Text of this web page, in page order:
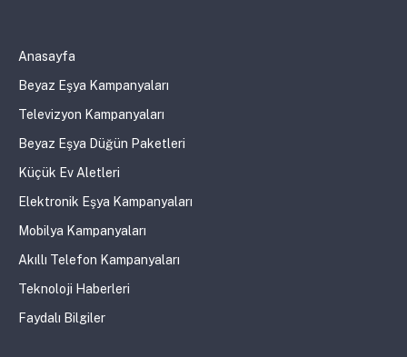
Anasayfa
Beyaz Eşya Kampanyaları
Televizyon Kampanyaları
Beyaz Eşya Düğün Paketleri
Küçük Ev Aletleri
Elektronik Eşya Kampanyaları
Mobilya Kampanyaları
Akıllı Telefon Kampanyaları
Teknoloji Haberleri
Faydalı Bilgiler